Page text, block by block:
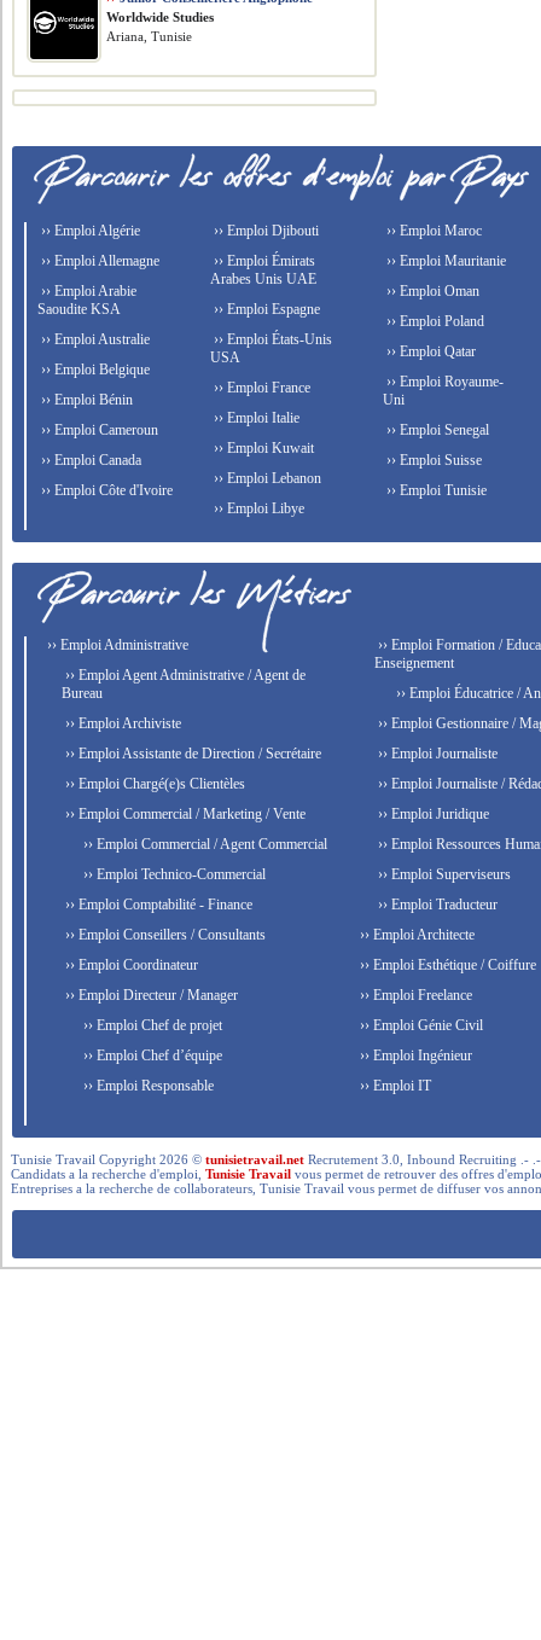
Worldwide Studies
Ariana, Tunisie
›› Emploi Algérie
›› Emploi Allemagne
›› Emploi Arabie
Saoudite KSA
›› Emploi Australie
›› Emploi Belgique
›› Emploi Bénin
›› Emploi Cameroun
›› Emploi Canada
›› Emploi Côte d'Ivoire
›› Emploi Djibouti
›› Emploi Émirats
Arabes Unis UAE
›› Emploi Espagne
›› Emploi États-Unis
USA
›› Emploi France
›› Emploi Italie
›› Emploi Kuwait
›› Emploi Lebanon
›› Emploi Libye
›› Emploi Maroc
›› Emploi Mauritanie
›› Emploi Oman
›› Emploi Poland
›› Emploi Qatar
›› Emploi Royaume-
Uni
›› Emploi Senegal
›› Emploi Suisse
›› Emploi Tunisie
›› Emploi Administrative
›› Emploi Agent Administrative / Agent de
Bureau
›› Emploi Archiviste
›› Emploi Assistante de Direction / Secrétaire
›› Emploi Chargé(e)s Clientèles
›› Emploi Commercial / Marketing / Vente
›› Emploi Commercial / Agent Commercial
›› Emploi Technico-Commercial
›› Emploi Comptabilité - Finance
›› Emploi Conseillers / Consultants
›› Emploi Coordinateur
›› Emploi Directeur / Manager
›› Emploi Chef de projet
›› Emploi Chef d’équipe
›› Emploi Responsable
›› Emploi Formation /
Enseignement
›› Emploi Éducatrice /
›› Emploi Gestionnaire /
›› Emploi Journaliste
›› Emploi Journaliste /
›› Emploi Juridique
›› Emploi Ressources
›› Emploi Superviseurs
›› Emploi Traducteur
›› Emploi Architecte
›› Emploi Esthétique / Coiffure
›› Emploi Freelance
›› Emploi Génie Civil
›› Emploi Ingénieur
›› Emploi IT
Tunisie Travail Copyright 2026 ©tunisietravail.net Recrutement 3.0, Inbound Recruiting .-
Candidats a la recherche d'emploi,Tunisie Travail vous permet de retrouver des offres
Entreprises a la recherche de collaborateurs, Tunisie Travail vous permet de diffuser vos